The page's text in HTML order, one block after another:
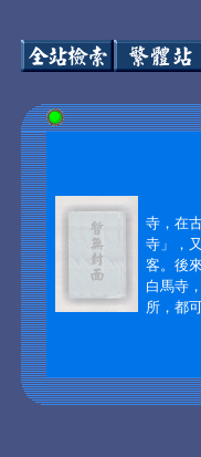
寺，在
寺」，
客。後
白馬寺
所，都